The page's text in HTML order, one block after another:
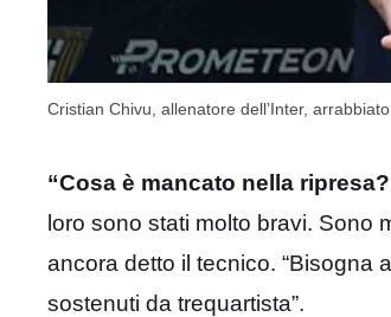
Cristian Chivu, allenatore dell’Inter,
“Cosa è mancato nella ripresa?
loro sono stati molto bravi. Sono
ancora detto il tecnico. “Bisogna
sostenuti da trequartista”.